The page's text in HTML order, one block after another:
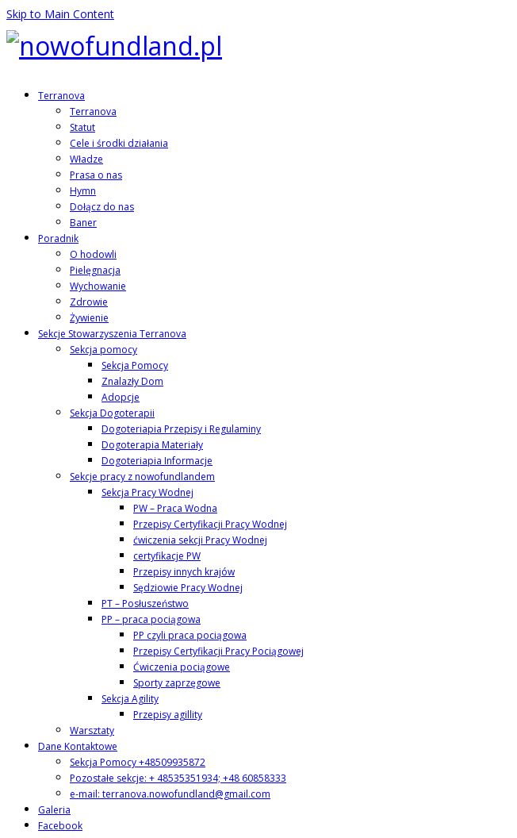
Skip to Main Content
Terranova
Terranova
Statut
Cele i środki działania
Władze
Prasa o nas
Hymn
Dołącz do nas
Baner
Poradnik
O hodowli
Pielęgnacja
Wychowanie
Zdrowie
Żywienie
Sekcje Stowarzyszenia Terranova
Sekcja pomocy
Sekcja Pomocy
Znalazły Dom
Adopcje
Sekcja Dogoterapii
Dogoteriapia Przepisy i Regulaminy
Dogoterapia Materiały
Dogoteriapia Informacje
Sekcje pracy z nowofundlandem
Sekcja Pracy Wodnej
PW – Praca Wodna
Przepisy Certyfikacji Pracy Wodnej
ćwiczenia sekcji Pracy Wodnej
certyfikacje PW
Przepisy innych krajów
Sędziowie Pracy Wodnej
PT – Posłuszeństwo
PP – praca pociągowa
PP czyli praca pociągowa
Przepisy Certyfikacji Pracy Pociągowej
Ćwiczenia pociągowe
Sporty zaprzęgowe
Sekcja Agility
Przepisy agillity
Warsztaty
Dane Kontaktowe
Sekcja Pomocy +48509935872
Pozostałe sekcje: + 48535351934; +48 60858333
e-mail: terranova.nowofundland@gmail.com
Galeria
Facebook